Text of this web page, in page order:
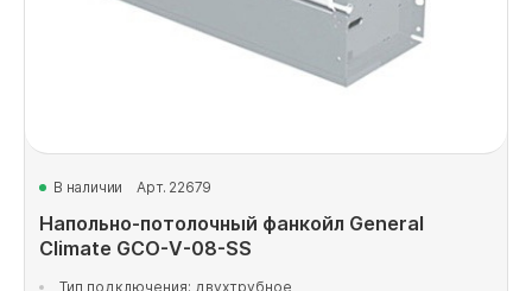
В наличии Арт. 22679
Напольно-потолочный фанкойл General
Climate GCO-V-08-SS
Тип подключения: двухтрубное